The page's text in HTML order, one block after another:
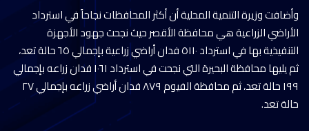
وأضافت وزيرة التنمية المحلية أن أكثر المحافظات نجاحاً في استرداد
الأراضي الزراعية هي محافظة الأقصر حيث نجحت جهود الأجهزة
التنفيذية بها في استرداد ٥١١٠ فدان أراضي زراعية بإجمالي ٦٥ حالة تعد،
ثم يليها محافظة البحيرة التي نجحت في استرداد ١٠٦١ فدان زراعه بإجمالي
١٩٩ حالة تعد، ثم محافظة الفيوم ٨٧٩ فدان أراضي زراعه بإجمالي ٢٧
حالة تعد.